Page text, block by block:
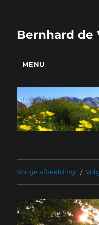
Bernhard de
MENU
Vorige afbeelding